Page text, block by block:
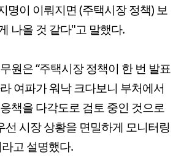
명이 이뤄지면 (주택시장 정책) 보
나올 것 같다"고 말했다.
원은 “주택시장 정책이 한 번 발표
여파가 워낙 크다보니 부처에서
책을 다각도로 검토 중인 것으로
선 시장 상황을 면밀하게 모니터링
고 설명했다.